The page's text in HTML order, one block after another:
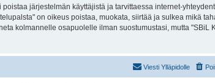
järjestelmän käyttäjistä ja tarvittaessa internet-
on oikeus poistaa, muokata, siirtää ja sulkea mikä
kolmannelle osapuolelle ilman suostumustasi, mutta "SBiL
Viesti Ylläpidolle